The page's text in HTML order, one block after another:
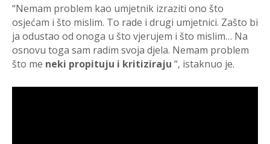
“Nemam problem kao umjetnik izraziti ono što
osjećam i što mislim. To rade i drugi umjetnici. Zašto bi
ja odustao od onoga u što vjerujem i što mislim… Na
osnovu toga sam radim svoja djela. Nemam problem
što me neki propituju i kritiziraju “, istaknuo je.